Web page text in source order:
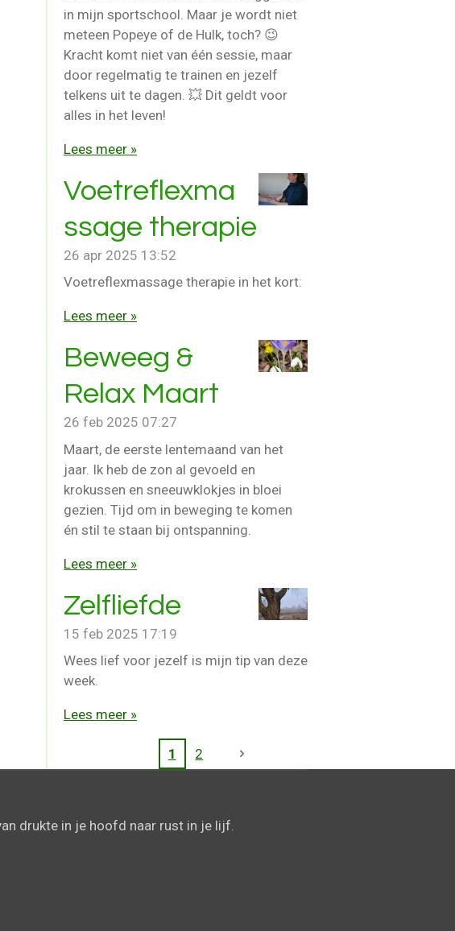
in mijn sportschool. Maar je wordt niet
meteen Popeye of de Hulk, toch? 😉
Kracht komt niet van één sessie, maar
door regelmatig te trainen en jezelf
telkens uit te dagen. 💥 Dit geldt voor
alles in het leven!
Lees meer »
Voetreflexma
ssage therapie
26 apr 2025 13:52
Voetreflexmassage therapie in het kort:
Lees meer »
Beweeg &
Relax Maart
26 feb 2025 07:27
Maart, de eerste lentemaand van het
jaar. Ik heb de zon al gevoeld en
krokussen en sneeuwklokjes in bloei
gezien. Tijd om in beweging te komen
én stil te staan bij ontspanning.
Lees meer »
Zelfliefde
15 feb 2025 17:19
Wees lief voor jezelf is mijn tip van deze
week.
Lees meer »
1 2
drukte in je hoofd naar rust in je lijf.